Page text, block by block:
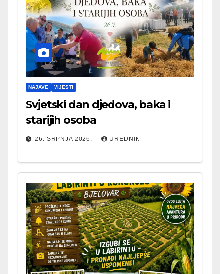
NAJAVE VIJESTI
Svjetski dan djedova, baka i
starijih osoba
26. SRPNJA 2026. UREDNIK